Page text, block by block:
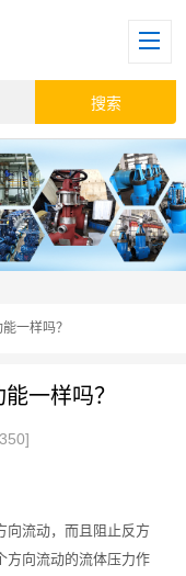
一样吗？
一样吗？
向流动，而且阻止反方
方向流动的流体压力作